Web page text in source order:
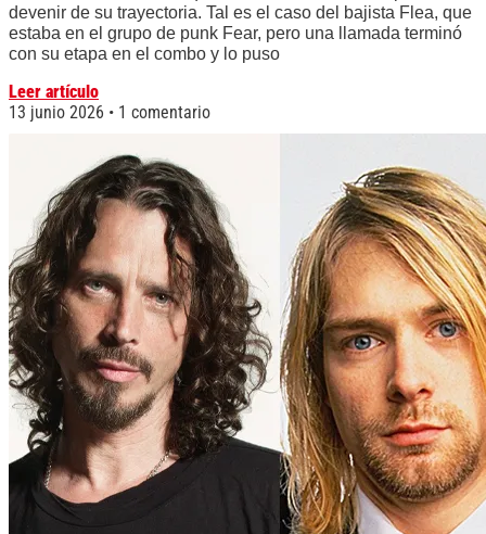
devenir de su trayectoria. Tal es el caso del bajista Flea, que
estaba en el grupo de punk Fear, pero una llamada terminó
con su etapa en el combo y lo puso
Leer artículo
13 junio 2026
1 comentario